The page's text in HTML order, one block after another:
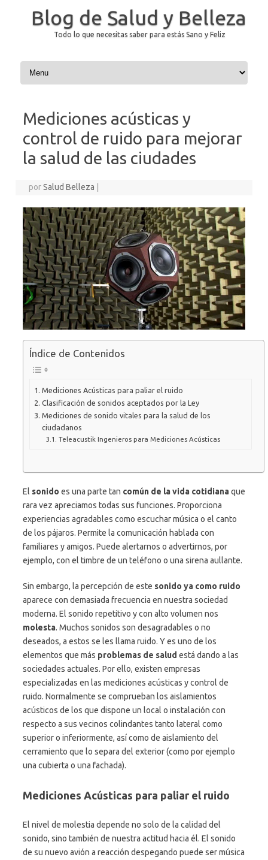
Blog de Salud y Belleza
Todo lo que necesitas saber para estás Sano y Feliz
Saltar al contenido
Mediciones acústicas y
control de ruido para mejorar
la salud de las ciudades
porSalud Belleza
Índice de Contenidos
Mediciones Acústicas para paliar el ruido
Clasificación de sonidos aceptados por la Ley
Mediciones de sonido vitales para la salud de los
ciudadanos
Teleacustik Ingenieros para Mediciones Acústicas
El sonido es una parte tan común de la vida cotidianaque
rara vez apreciamos todas sus funciones. Proporciona
experiencias agradables como escuchar música o el canto
de los pájaros. Permite la comunicación hablada con
familiares y amigos. Puede alertarnos o advertirnos, por
ejemplo, con el timbre de un teléfono o una sirena aullante.
Sin embargo, la percepción de este sonido ya como ruido
aparece con demasiada frecuencia en nuestra sociedad
moderna. El sonido repetitivo y con alto volumen nos
molesta. Muchos sonidos son desagradables o no
deseados, a estos se les llama ruido. Y es uno de los
elementos que más problemas de salud está dando a las
sociedades actuales. Por ello, existen empresas
especializadas en las mediciones acústicas y control de
ruido. Normalmente se comprueban los aislamientos
acústicos de los que dispone un local o instalación con
respecto a sus vecinos colindantes tanto lateral como
superior o inferiormente, así como de aislamiento del
cerramiento que lo separa del exterior (como por ejemplo
una cubierta o una fachada).
Mediciones Acústicas para paliar el ruido
El nivel de molestia depende no solo de la calidad del
sonido, sino también de nuestra actitud hacia él. El sonido
de su nuevo avión a reacción despegando puede ser música